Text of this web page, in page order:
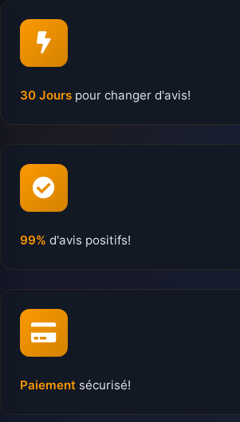
30 Jours pour changer d'avis!
99% d'avis positifs!
Paiement sécurisé!